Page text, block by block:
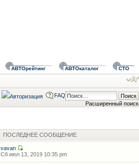
АВТОрейтинг АВТОкаталог СТО
Расширенный поиск
FAQ
ПОСЛЕДНЕЕ СООБЩЕНИЕ
vavan
Сб июл 13, 2019 10:35 pm